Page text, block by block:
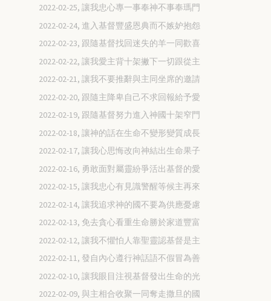
2022-02-25, 讓我忠心專一事奉神不事奉瑪門
2022-02-24, 進入基督豐盛恩典而不嫉妒抱怨
2022-02-23, 跟隨基督找回迷失的羊一同歡喜
2022-02-22, 讓我愛主背十架撇下一切跟從主
2022-02-21, 讓我不要推辭與主同坐席的邀請
2022-02-20, 跟隨主降卑自己不求回報給予愛
2022-02-19, 跟隨基督努力進入神國十架窄門
2022-02-18, 讓神的話在生命不變形變質成長
2022-02-17, 讓我心思悔改向神結出生命果子
2022-02-16, 勇敢面對屬靈紛爭活出基督的愛
2022-02-15, 讓我忠心有見識警醒等候主再來
2022-02-14, 讓我追求神的國不要為供應憂慮
2022-02-13, 免去貪心看重生命勝於家道豐富
2022-02-12, 讓我不懼怕人靠聖靈認基督是主
2022-02-11, 發自內心遵行神話語不假冒為善
2022-02-10, 讓我眼目注視基督發出生命的光
2022-02-09, 與主相合收聚一同奪走撒旦的國